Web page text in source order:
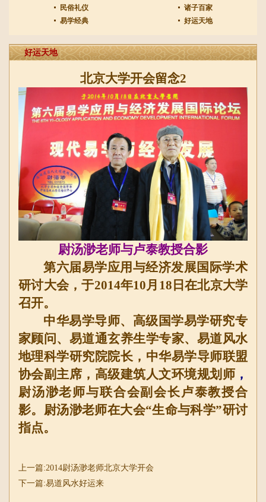
民俗礼仪
诸子百家
易学经典
好运天地
好运天地
北京大学开会留念2
尉汤渺老师与卢泰教授合影
第六届易学应用与经济发展国际学术
研讨大会，于2014年10月 18 日在北京大学
召开。
中华易学导师、高级 国学易学研究专
家顾问、 易道通玄养生学专家、易道风水
地理科学研究院院长，中华易学导师联盟
协会副主席，高级建筑人文环境规划师 ，
尉汤渺老师与联合会副会长卢泰教授合
影。 尉汤渺老师在大会“生命与科学”研讨
指点。
上一篇:2014尉汤渺老师北京大学开会
下一篇:易道风水好运来